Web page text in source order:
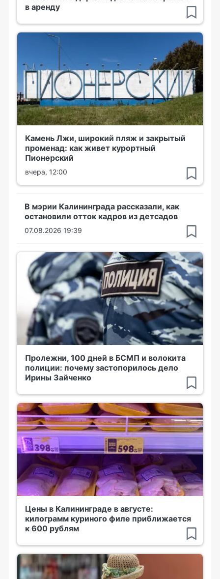
в аренду
Камень Лжи, широкий пляж и закрытый
променад: как живет курортный
Пионерский
вчера, 12:00
В мэрии Калининграда рассказали, как
остановили отток кадров из детсадов
07.08.2026 19:39
Пролежни, 100 дней в БСМП и волокита
полиции: почему застопорилось дело
Ирины Зайченко
Цены в Калининграде в августе:
килограмм куриного филе приближается
к 600 рублям